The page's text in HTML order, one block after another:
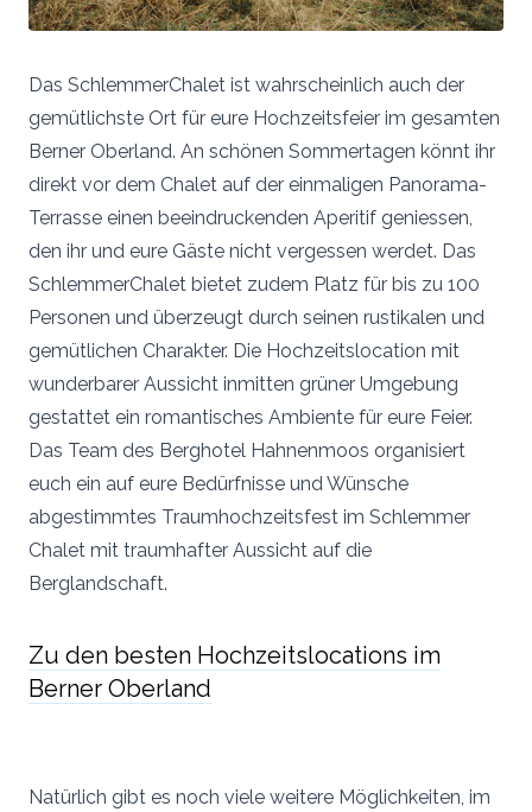
Das SchlemmerChalet ist wahrscheinlich auch der
gemütlichste Ort für eure Hochzeitsfeier im gesamten
Berner Oberland. An schönen Sommertagen könnt ihr
direkt vor dem Chalet auf der einmaligen Panorama-
Terrasse einen beeindruckenden Aperitif geniessen,
den ihr und eure Gäste nicht vergessen werdet. Das
SchlemmerChalet bietet zudem Platz für bis zu 100
Personen und überzeugt durch seinen rustikalen und
gemütlichen Charakter. Die Hochzeitslocation mit
wunderbarer Aussicht inmitten grüner Umgebung
gestattet ein romantisches Ambiente für eure Feier.
Das Team des Berghotel Hahnenmoos organisiert
euch ein auf eure Bedürfnisse und Wünsche
abgestimmtes Traumhochzeitsfest im Schlemmer
Chalet mit traumhafter Aussicht auf die
Berglandschaft.
Zu den besten Hochzeitslocations im
Berner Oberland
Natürlich gibt es noch viele weitere Möglichkeiten, im